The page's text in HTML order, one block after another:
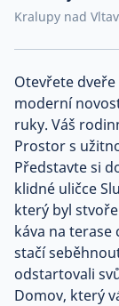
Co
Blog
O nás
Kariéra
Kontakt
Kralupy nad
Otevřete
moderní
ruky. Váš
Prostor s
Představte si
klidné uličce
který byl
káva na
stačí
odstartovali
Domov, který